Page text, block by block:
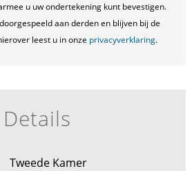
u uw ondertekening kunt bevestigen.
aan derden en blijven bij de
leest u in onze privacyverklaring.
Details
Tweede Kamer